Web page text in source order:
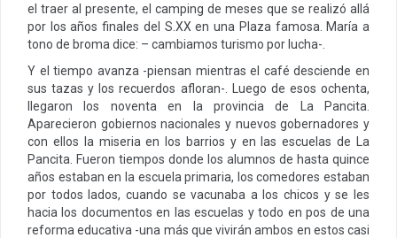
el traer al presente, el camping de meses que se realizó allá
por los años finales del S.XX en una Plaza famosa. María a
tono de broma dice: – cambiamos turismo por lucha-.
Y el tiempo avanza -piensan mientras el café desciende en
sus tazas y los recuerdos afloran-. Luego de esos ochenta,
llegaron los noventa en la provincia de La Pancita.
Aparecieron gobiernos nacionales y nuevos gobernadores y
con ellos la miseria en los barrios y en las escuelas de La
Pancita. Fueron tiempos donde los alumnos de hasta quince
años estaban en la escuela primaria, los comedores estaban
por todos lados, cuando se vacunaba a los chicos y se les
hacia los documentos en las escuelas y todo en pos de una
reforma educativa -una más que vivirán ambos en estos casi